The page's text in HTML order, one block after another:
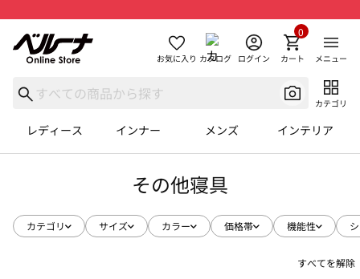
お気に入り カタログ ログイン カート
0
メニュー
カテゴリ
レディース インナー メンズ インテリア
その他寝具
カテゴリ サイズ カラー 価格帯 機能性
すべてを解除